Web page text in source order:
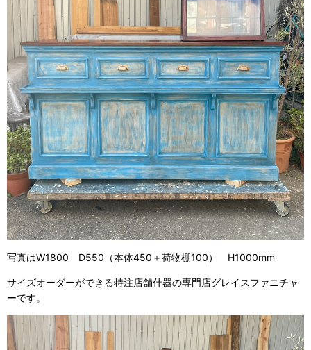
写真はW1800 D550（本体450＋荷物棚100） H1000mm
サイズオーダーができる特注店舗什器の専門店グレイスファニチャ
ーです。